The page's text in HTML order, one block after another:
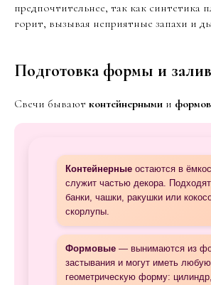
предпочтительнее, так как синтетика
горит, вызывая неприятные запахи и
Подготовка формы и
Свечи бывают контейнерными и
Контейнерные остаются в
служит частью декора.
банки, чашки, ракушки или
скорлупы.
Формовые — вынимаются из
застывания и могут иметь любую
геометрическую форму: